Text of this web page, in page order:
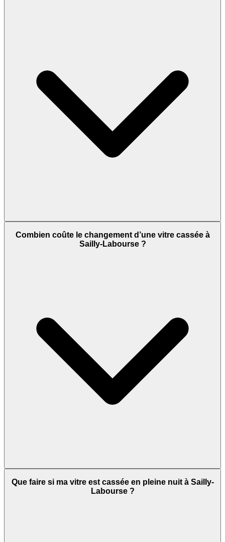
Combien coûte le changement d’une vitre cassée à
Sailly-Labourse ?
Que faire si ma vitre est cassée en pleine nuit à Sailly-
Labourse ?